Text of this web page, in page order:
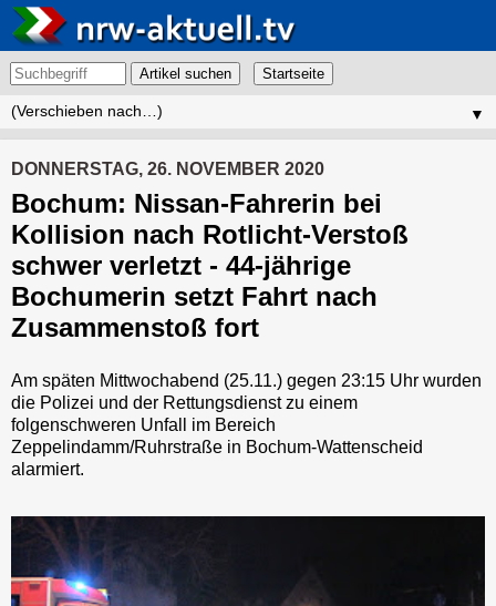
Artikel suchen
▼
DONNERSTAG, 26. NOVEMBER 2020
Bochum: Nissan-Fahrerin bei
Kollision nach Rotlicht-Verstoß
schwer verletzt - 44-jährige
Bochumerin setzt Fahrt nach
Zusammenstoß fort
Am späten Mittwochabend (25.11.) gegen 23:15 Uhr wurden
die Polizei und der Rettungsdienst zu einem
folgenschweren Unfall im Bereich
Zeppelindamm/Ruhrstraße in Bochum-Wattenscheid
alarmiert.